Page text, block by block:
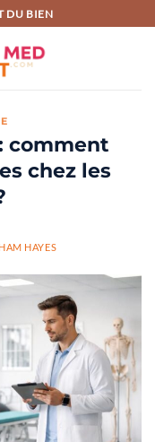
DU BIEN
comment
chez les
HAYES